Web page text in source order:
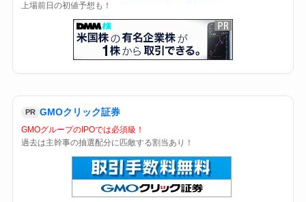
上場前日の初値予想も！
PR GMOクリック証券
GMOグループのIPOでは必須級！
過去は主幹事の抽選配分に匹敵する割当あり！